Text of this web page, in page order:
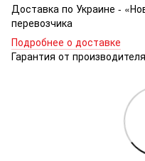
Доставка по Украине -
перевозчика
Подробнее о доставке
Гарантия от